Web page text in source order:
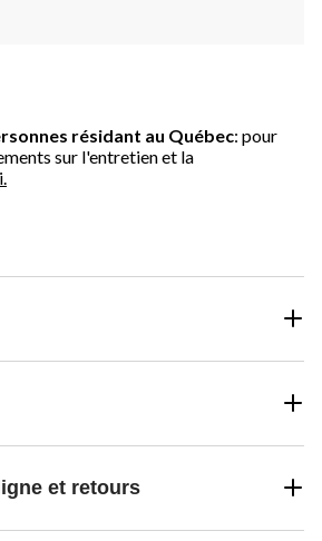
résidant au Québec: pour
sur l'entretien et la
et retours